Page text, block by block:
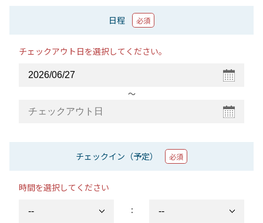
日程 必須
チェックアウト日を選択してください。
〜
チェックイン（予定） 必須
時間を選択してください
：